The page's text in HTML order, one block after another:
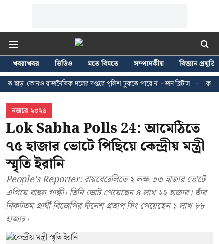
খবরাখবর ভিডিও মতে বিমতে সম্পাদকীয়
বিজ্ঞান প্রযুক্তি
রাজনৈতিক দলের দপ্তরে পুলিশ ঢুকতে পারে না - জন ব্রিটাস
কলকাতায় ২৪
নজরে ২০২৪
Lok Sabha Polls 24: আমেঠিতে
৭৫ হাজার ভোটে পিছিয়ে কেন্দ্রীয় মন্ত্রী
স্মৃতি ইরানি
People's Reporter: রায়বেরেলিতে ২ লক্ষ ৩৩ হাজার ভোটে
এগিয়ে রাহুল গান্ধী। তিনি ভোট পেয়েছেন ৪ লাখ ২২ হাজার। তাঁর
নিকটতম প্রার্থী বিজেপির দীনেশ প্রতাপ সিং পেয়েছেন ১ লাখ ৮৮
হাজার।